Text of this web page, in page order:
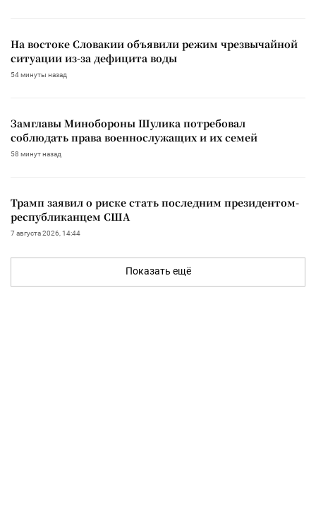
На востоке Словакии объявили режим чрезвычайной
ситуации из-за дефицита воды
54 минуты назад
Замглавы Минобороны Шулика потребовал
соблюдать права военнослужащих и их семей
58 минут назад
Трамп заявил о риске стать последним президентом-
республиканцем США
7 августа 2026, 14:44
Показать ещё